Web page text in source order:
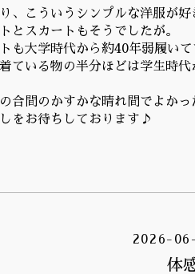
、こういうシンプルな洋服が好
とスカートもそうでしたが。
も大学時代から約40年弱履いて
ている物の半分ほどは学生時
合間のかすかな晴れ間でよかっ
をお待ちしております♪
2026-
体